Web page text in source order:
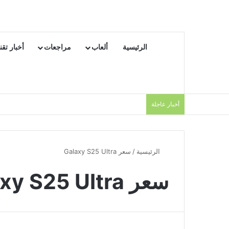
الرئيسية ألعاب مراجعات أخبار
أخبار عاجلة
الرئيسية / سعر Galaxy S25 Ultra
سعر Galaxy S25 Ultra